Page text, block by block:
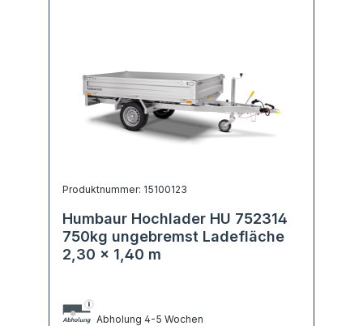
Produktnummer: 15100123
Humbaur Hochlader HU 752314
750kg ungebremst Ladefläche
2,30 x 1,40 m
Abholung 4-5 Wochen